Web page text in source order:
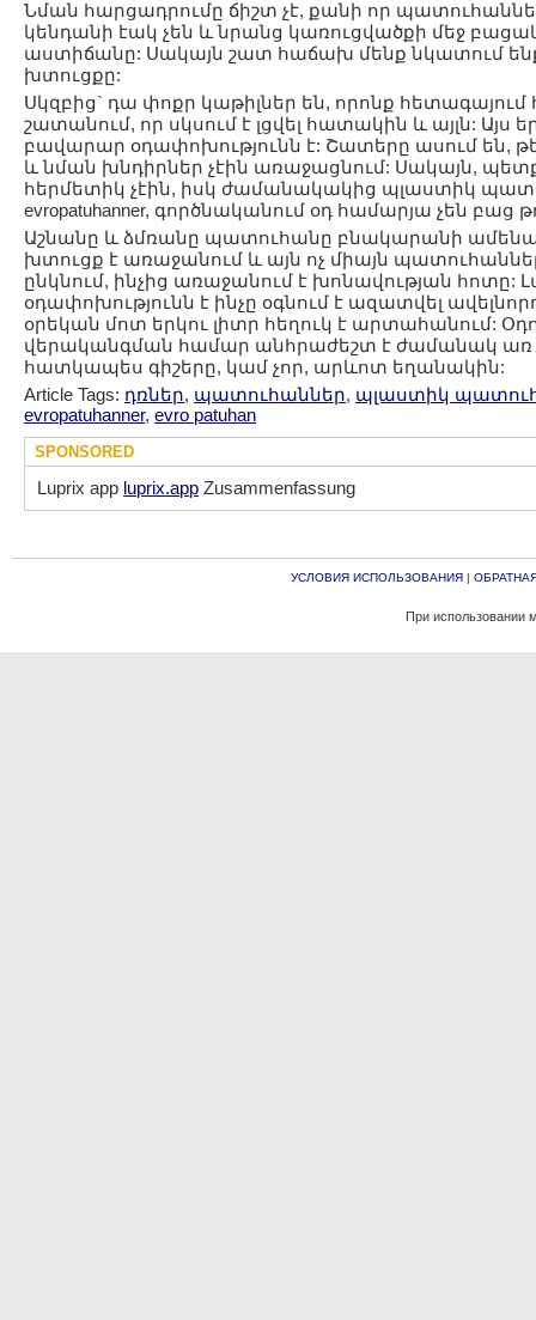
Նման հարցադրումը ճիշտ չէ, քանի որ
կենդանի էակ չեն և նրանց կառուցվածքի մեջ
աստիճանը: Սակայն շատ հաճախ մենք նկատում
խտուցքը:
Սկզբից` դա փոքր կաթիլներ են, որոնք հետագայում
շատանում, որ սկսում է լցվել հատակին և այլն: Այս
բավարար օդափոխությունն է: Շատերը ասում են,
և նման խնդիրներ չէին առաջացնում: Սակայն,
հերմետիկ չէին, իսկ ժամանակակից պլաստիկ
evropatuhanner, գործնականում օդ համարյա չեն բաց
Աշնանը և ձմռանը պատուհանը բնակարանի
խտուցք է առաջանում և այն ոչ միայն
ընկնում, ինչից առաջանում է խոնավության հոտը:
օդափոխությունն է ինչը օգնում է ազատվել
օրեկան մոտ երկու լիտր հեղուկ է արտահանում:
վերականգման համար անհրաժեշտ է ժամանակ առ
հատկապես գիշերը, կամ չոր, արևոտ եղանակին:
Article Tags: դռներ, պատուհաններ, պլաստիկ
evropatuhanner, evro patuhan
SPONSORED
Luprix app luprix.app Zusammenfassung
УСЛОВИЯ ИСПОЛЬЗОВАНИЯ|
При использовании